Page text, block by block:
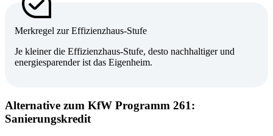
Merkregel zur Effizienzhaus-Stufe
Je kleiner die Effizienzhaus-Stufe, desto nachhaltiger und
energiesparender ist das Eigenheim.
Alternative zum KfW Programm 261:
Sanierungskredit